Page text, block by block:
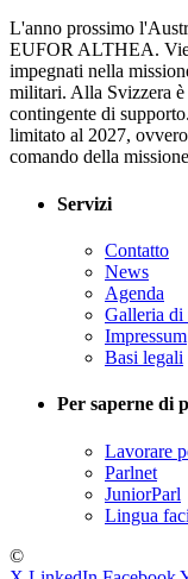
L'anno prossimo
EUFOR ALTHEA.
impegnati nella
militari. Alla Svizzera è
contingente di
limitato al 2027,
comando della
Servizi
Contatto
News
Agenda
Galleria di
Impressum
Basi legali
Per saperne di
Lavorare
Parlnet
JuniorParl
Lingua
©